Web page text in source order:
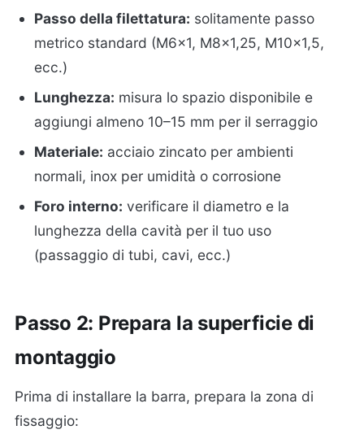
Passo della filettatura: solitamente passo
metrico standard (M6×1, M8×1,25, M10×1,5,
ecc.)
Lunghezza: misura lo spazio disponibile e
aggiungi almeno 10–15 mm per il serraggio
Materiale: acciaio zincato per ambienti
normali, inox per umidità o corrosione
Foro interno: verificare il diametro e la
lunghezza della cavità per il tuo uso
(passaggio di tubi, cavi, ecc.)
Passo 2: Prepara la superficie di
montaggio
Prima di installare la barra, prepara la zona di
fissaggio: